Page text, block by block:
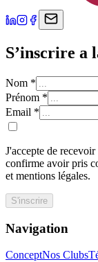
S’inscrire a
Nom *
Prénom *
Email *
J'accepte de
confirme avoir pris
et mentions légales.
S'inscrire
Navigation
ConceptNos Clubs